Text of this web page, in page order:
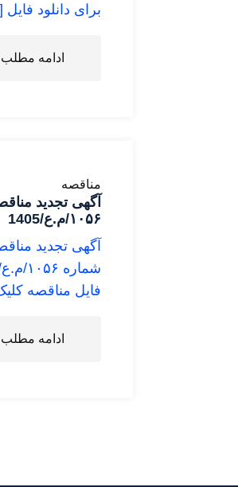
برای دانلود
ادامه مطلب
مناقصه
آگهی تجدید
۱۰۵۶/م.ع/1405
آگهی تجدید
فایل مناقصه
ادامه مطلب